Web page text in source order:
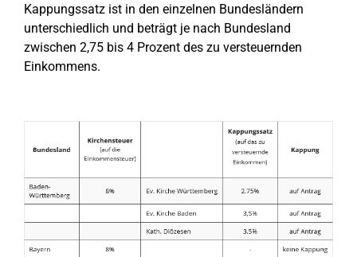
Kappungssatz ist in den einzelnen Bundesländern
unterschiedlich und beträgt je nach Bundesland
zwischen 2,75 bis 4 Prozent des zu versteuernden
Einkommens.